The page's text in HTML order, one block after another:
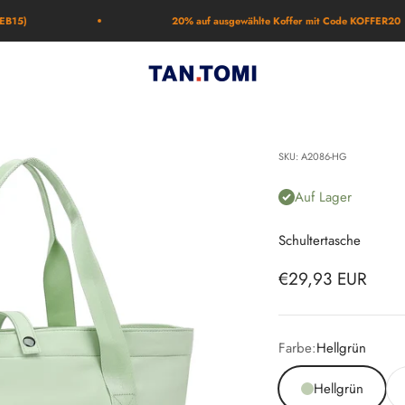
20% auf ausgewählte Koffer mit Code KOFFER20
TAN.TOMI
SKU: A2086-HG
Auf Lager
Schultertasche
Angebot
€29,93 EUR
Farbe:Hellgrün
Hellgrün